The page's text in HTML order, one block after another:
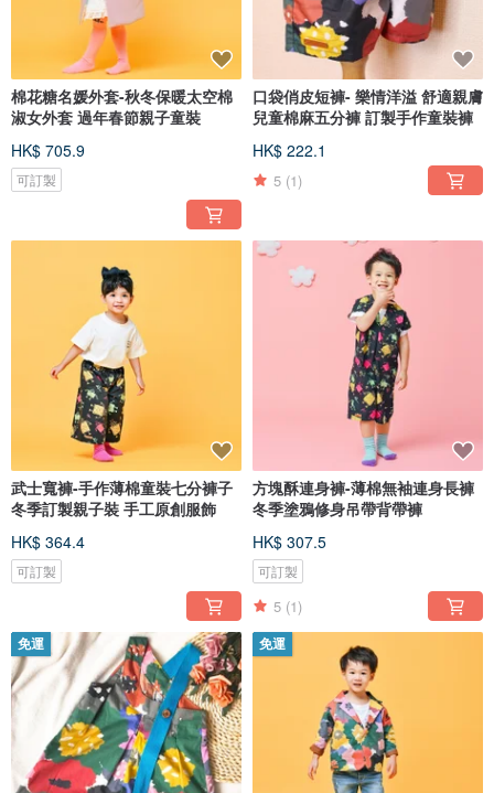
棉花糖名媛外套-秋冬保暖太空棉
淑女外套 過年春節親子童裝
HK$ 705.9
可訂製
口袋俏皮短褲- 樂情洋溢 舒適親膚
兒童棉麻五分褲 訂製手作童裝褲
HK$ 222.1
5 (1)
武士寬褲-手作薄棉童裝七分褲子
冬季訂製親子裝 手工原創服飾
HK$ 364.4
可訂製
方塊酥連身褲-薄棉無袖連身長褲
冬季塗鴉修身吊帶背帶褲
HK$ 307.5
可訂製
5 (1)
免運 免運